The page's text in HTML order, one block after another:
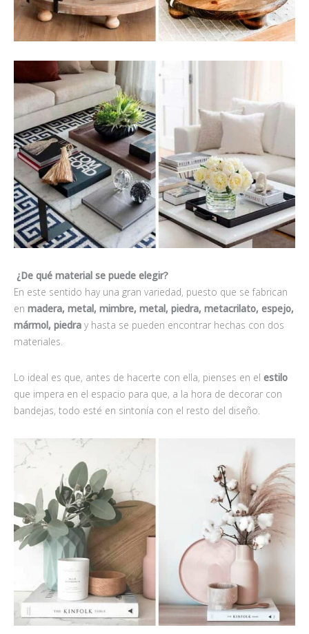
¿De qué material se puede elegir?
En este sentido hay una gran variedad, puesto que se fabrican
en madera, metal, mimbre, metal, piedra, metacrilato, espejo,
mármol, piedra y hasta se pueden encontrar hechas con dos
materiales.
Lo ideal es que, antes de hacerte con ella, pienses en el estilo
que impera en el espacio para que, a la hora de decorar con
bandejas, todo esté en sintonía con el resto del diseño.